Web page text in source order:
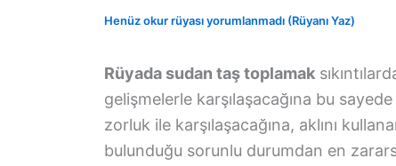
Henüz okur rüyası yorumlanmadı (Rüyanı Yaz)
Rüyada sudan taş toplamak
gelişmelerle karşılaşacağına bu
zorluk ile karşılaşacağına, aklını
bulunduğu sorunlu durumdan en